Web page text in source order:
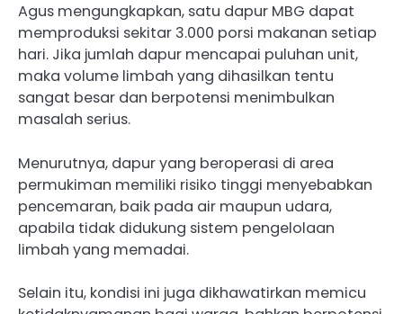
Agus mengungkapkan, satu dapur MBG dapat
memproduksi sekitar 3.000 porsi makanan setiap
hari. Jika jumlah dapur mencapai puluhan unit,
maka volume limbah yang dihasilkan tentu
sangat besar dan berpotensi menimbulkan
masalah serius.
Menurutnya, dapur yang beroperasi di area
permukiman memiliki risiko tinggi menyebabkan
pencemaran, baik pada air maupun udara,
apabila tidak didukung sistem pengelolaan
limbah yang memadai.
Selain itu, kondisi ini juga dikhawatirkan memicu